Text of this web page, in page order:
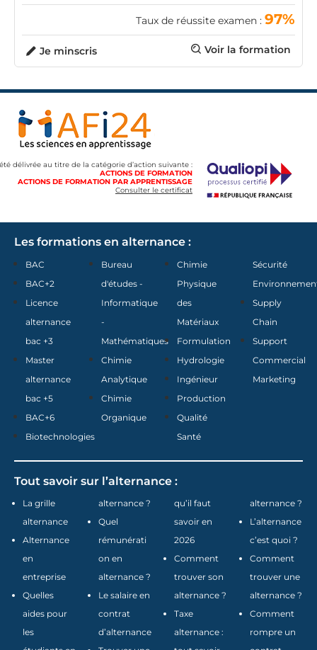
Taux de réussite examen : 97%
Voir la formation
Je minscris
délivrée au titre de la catégorie d’action suivante :
ACTIONS DE FORMATION
ACTIONS DE FORMATION PAR APPRENTISSAGE
Consulter le certificat
Les formations en alternance :
BAC
BAC+2
Licence
alternance
bac +3
Master
alternance
bac +5
BAC+6
Biotechnologies
Bureau
d'études -
Informatique
-
Mathématiques
Chimie
Analytique
Chimie
Organique
Chimie
Physique
des
Matériaux
Formulation
Hydrologie
Ingénieur
Production
Qualité
Santé
Sécurité
Supply
Chain
Support
Commercial
Marketing
Tout savoir sur l’alternance :
La grille
alternance
Alternance
en
entreprise
Quelles
aides pour
les
alternance ?
Quel
rémunérati
on en
alternance ?
Le salaire en
contrat
d’alternance
qu’il faut
savoir en
2026
Comment
trouver son
alternance ?
Taxe
alternance :
alternance ?
L’alternance
c’est quoi ?
Comment
trouver une
alternance ?
Comment
rompre un